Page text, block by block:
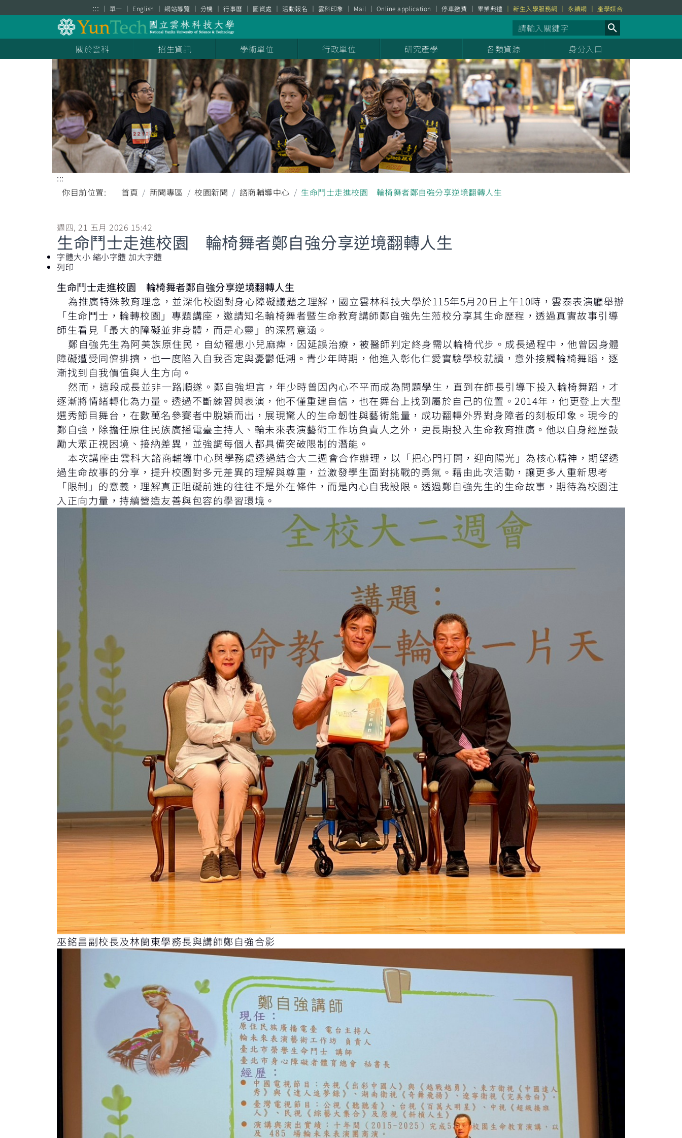
::: 單一 English 網站導覽 分機 行事曆 圖資處 活動報名 雲科印象 Mail Online application 停車繳費 畢業典禮 新生入學服務網 永續網 產學媒合
關於雲科 招生資訊 學術單位 行政單位 研究產學 各類資源 身分入口
:::
你目前位置:
首頁 新聞專區 校園新聞 諮商輔導中心 生命鬥士走進校園 輪椅舞者鄭自強分享逆境翻轉人生
週四, 21 五月 2026 15:42
生命鬥士走進校園 輪椅舞者鄭自強分享逆境翻轉人生
字體大小 縮小字體 加大字體
列印
生命鬥士走進校園 輪椅舞者鄭自強分享逆境翻轉人生
為推廣特殊教育理念，並深化校園對身心障礙議題之理解，國立雲林科技大學於115年5月20日上午10時，雲泰表演廳舉辦
「生命鬥士，輪轉校園」專題講座，邀請知名輪椅舞者暨生命教育講師鄭自強先生蒞校分享其生命歷程，透過真實故事引導
師生看見「最大的障礙並非身體，而是心靈」的深層意涵。
鄭自強先生為阿美族原住民，自幼罹患小兒麻痺，因延誤治療，被醫師判定終身需以輪椅代步。成長過程中，他曾因身體
障礙遭受同儕排擠，也一度陷入自我否定與憂鬱低潮。青少年時期，他進入彰化仁愛實驗學校就讀，意外接觸輪椅舞蹈，逐
漸找到自我價值與人生方向。
然而，這段成長並非一路順遂。鄭自強坦言，年少時曾因內心不平而成為問題學生，直到在師長引導下投入輪椅舞蹈，才
逐漸將情緒轉化為力量。透過不斷練習與表演，他不僅重建自信，也在舞台上找到屬於自己的位置。2014年，他更登上大型
選秀節目舞台，在數萬名參賽者中脫穎而出，展現驚人的生命韌性與藝術能量，成功翻轉外界對身障者的刻板印象。現今的
鄭自強，除擔任原住民族廣播電臺主持人、輪未來表演藝術工作坊負責人之外，更長期投入生命教育推廣。他以自身經歷鼓
勵大眾正視困境、接納差異，並強調每個人都具備突破限制的潛能。
本次講座由雲科大諮商輔導中心與學務處透過結合大二週會合作辦理，以「把心門打開，迎向陽光」為核心精神，期望透
過生命故事的分享，提升校園對多元差異的理解與尊重，並激發學生面對挑戰的勇氣。藉由此次活動，讓更多人重新思考
「限制」的意義，理解真正阻礙前進的往往不是外在條件，而是內心自我設限。透過鄭自強先生的生命故事，期待為校園注
入正向力量，持續營造友善與包容的學習環境。
巫銘昌副校長及林蘭東學務長與講師鄭自強合影